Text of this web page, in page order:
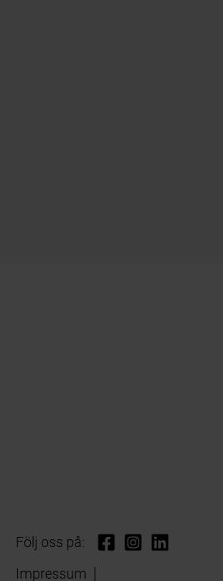
Följ oss på:
Impressum